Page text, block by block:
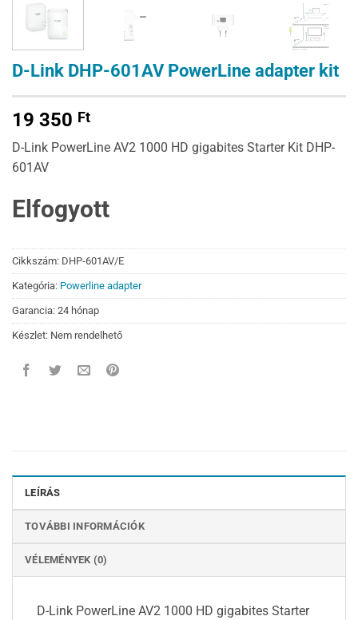
D-Link DHP-601AV PowerLine adapter kit
19 350 Ft
D-Link PowerLine AV2 1000 HD gigabites Starter Kit DHP-
601AV
Elfogyott
Cikkszám: DHP-601AV/E
Kategória: Powerline adapter
Garancia: 24 hónap
Készlet: Nem rendelhető
LEÍRÁS
TOVÁBBI INFORMÁCIÓK
VÉLEMÉNYEK (0)
D-Link PowerLine AV2 1000 HD gigabites Starter